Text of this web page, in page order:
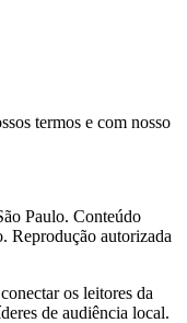
termos e com nosso
Paulo. Conteúdo
Reprodução autorizada
os leitores da
de audiência local.